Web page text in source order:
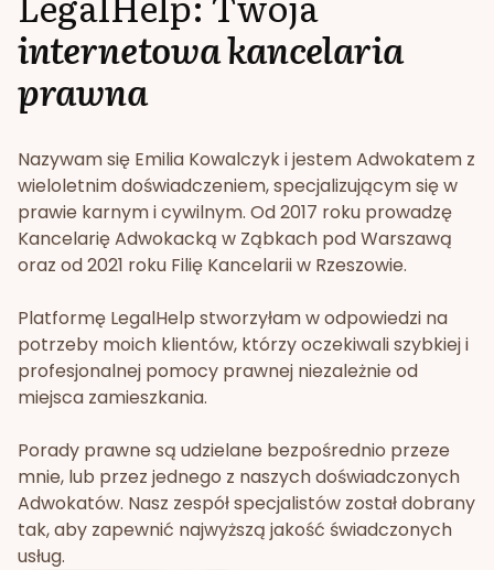
internetowa kancelaria
prawna
Nazywam się Emilia Kowalczyk i jestem Adwokatem z
wieloletnim doświadczeniem, specjalizującym się w
prawie karnym i cywilnym. Od 2017 roku prowadzę
Kancelarię Adwokacką w Ząbkach pod Warszawą
oraz od 2021 roku Filię Kancelarii w Rzeszowie.
Platformę LegalHelp stworzyłam w odpowiedzi na
potrzeby moich klientów, którzy oczekiwali szybkiej i
profesjonalnej pomocy prawnej niezależnie od
miejsca zamieszkania.
Porady prawne są udzielane bezpośrednio przeze
mnie, lub przez jednego z naszych doświadczonych
Adwokatów. Nasz zespół specjalistów został dobrany
tak, aby zapewnić najwyższą jakość świadczonych
usług.